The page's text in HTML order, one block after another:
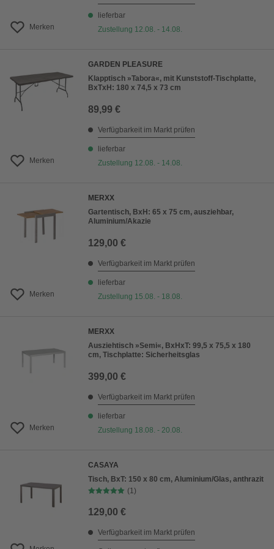
Merken
lieferbar
Zustellung 12.08. - 14.08.
Merken
GARDEN PLEASURE
Klapptisch »Tabora«, mit Kunststoff-Tischplatte,
BxTxH: 180 x 74,5 x 73 cm
89,99 €
Verfügbarkeit im Markt prüfen
lieferbar
Zustellung 12.08. - 14.08.
Merken
MERXX
Gartentisch, BxH: 65 x 75 cm, ausziehbar,
Aluminium/Akazie
129,00 €
Verfügbarkeit im Markt prüfen
lieferbar
Zustellung 15.08. - 18.08.
Merken
MERXX
Ausziehtisch »Semi«, BxHxT: 99,5 x 75,5 x 180
cm, Tischplatte: Sicherheitsglas
399,00 €
Verfügbarkeit im Markt prüfen
lieferbar
Zustellung 18.08. - 20.08.
CASAYA
Tisch, BxT: 150 x 80 cm, Aluminium/Glas, anthrazit
(1)
129,00 €
Verfügbarkeit im Markt prüfen